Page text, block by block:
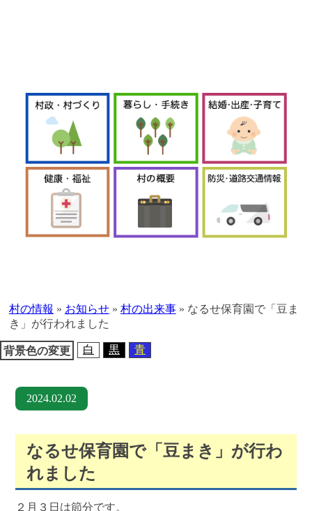
移
動
村の情報 » お知らせ » 村の出来事 » なるせ保育園で「豆ま
き」が行われました
背景色の変更 白 黒 青
2024.02.02
なるせ保育園で「豆まき」が行わ
れました
２月３日は節分です。